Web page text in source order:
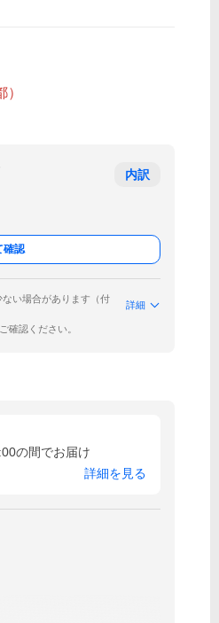
）
内訳
確認
い場合があります（付
詳細
確認ください。
の間でお届け
詳細を見る